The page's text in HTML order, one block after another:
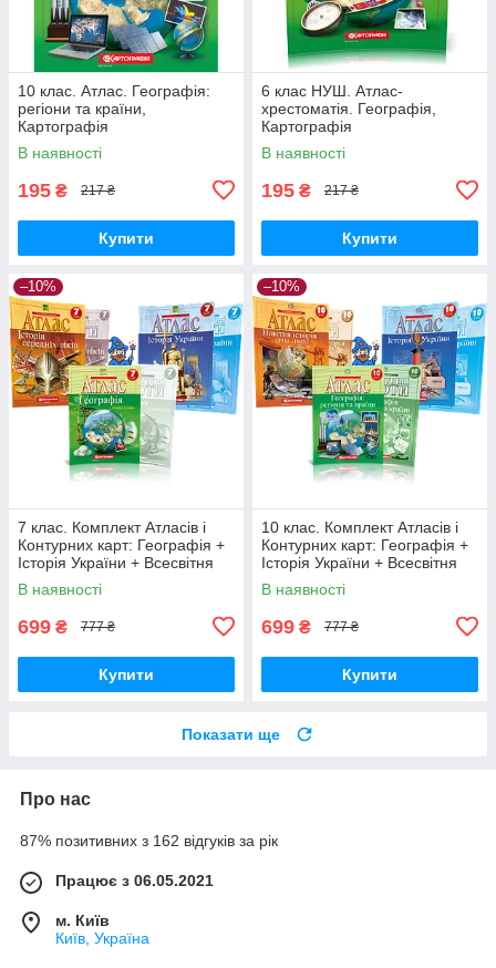
10 клас. Атлас. Географія:
регіони та країни,
Картографія
В наявності
195 ₴ 217 ₴
Купити
6 клас НУШ. Атлас-
хрестоматія. Географiя,
Картографія
В наявності
195 ₴ 217 ₴
Купити
–10%
7 клас. Комплект Атласів і
Контурних карт: Географія +
Історія України + Всесвітня
історія, Картографія
В наявності
699 ₴ 777 ₴
Купити
–10%
10 клас. Комплект Атласів і
Контурних карт: Географія +
Історія України + Всесвітня
історія, Картографія
В наявності
699 ₴ 777 ₴
Купити
Показати ще
Про нас
87% позитивних з 162 відгуків за рік
Працює з 06.05.2021
м. Київ
Київ, Україна